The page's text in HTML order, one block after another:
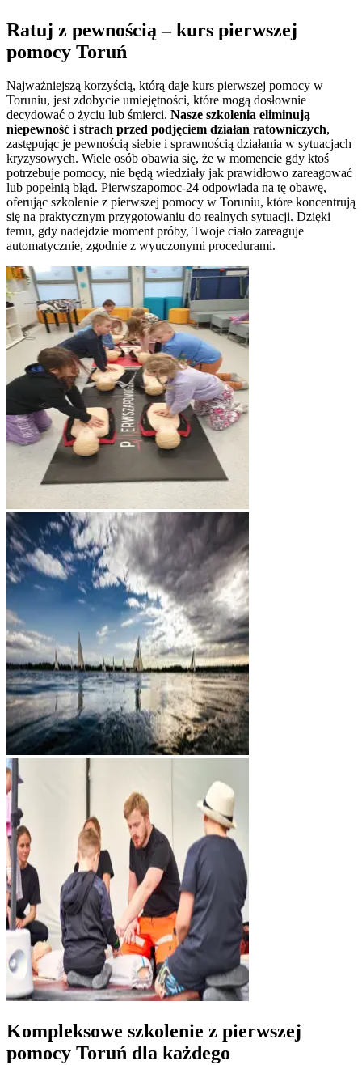
Ratuj z pewnością – kurs pierwszej
pomocy Toruń
Najważniejszą korzyścią, którą daje kurs pierwszej pomocy w
Toruniu, jest zdobycie umiejętności, które mogą dosłownie
decydować o życiu lub śmierci. Nasze szkolenia eliminują
niepewność i strach przed podjęciem działań ratowniczych,
zastępując je pewnością siebie i sprawnością działania w sytuacjach
kryzysowych. Wiele osób obawia się, że w momencie gdy ktoś
potrzebuje pomocy, nie będą wiedziały jak prawidłowo zareagować
lub popełnią błąd. Pierwszapomoc-24 odpowiada na tę obawę,
oferując szkolenie z pierwszej pomocy w Toruniu, które koncentrują
się na praktycznym przygotowaniu do realnych sytuacji. Dzięki
temu, gdy nadejdzie moment próby, Twoje ciało zareaguje
automatycznie, zgodnie z wyuczonymi procedurami.
Kompleksowe szkolenie z pierwszej
pomocy Toruń dla każdego